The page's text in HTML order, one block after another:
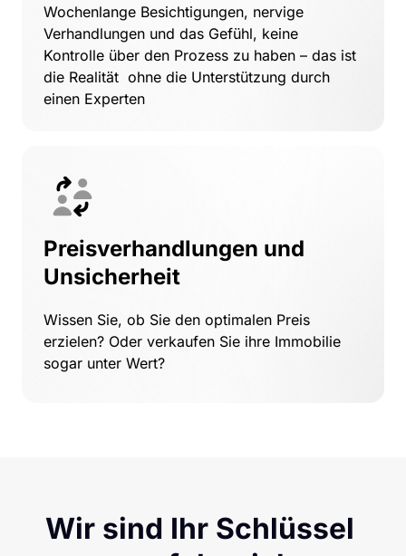
Wochenlange Besichtigungen, nervige
Verhandlungen und das Gefühl, keine
Kontrolle über den Prozess zu haben – das ist
die Realität  ohne die Unterstützung durch
einen Experten
Preisverhandlungen und
Unsicherheit
Wissen Sie, ob Sie den optimalen Preis
erzielen? Oder verkaufen Sie ihre Immobilie
sogar unter Wert?
Wir sind Ihr Schlüssel